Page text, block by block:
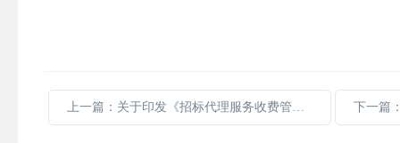
上一篇：关于印发《招标代理服务收费管理暂行办法》的通知